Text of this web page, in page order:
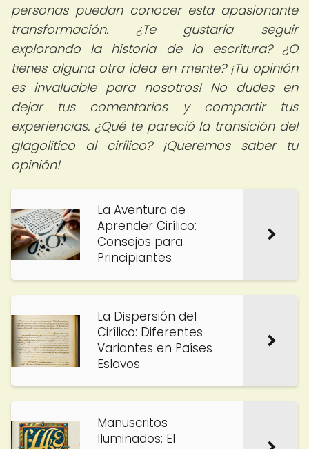
personas puedan conocer esta apasionante
transformación. ¿Te gustaría seguir
explorando la historia de la escritura? ¿O
tienes alguna otra idea en mente? ¡Tu opinión
es invaluable para nosotros! No dudes en
dejar tus comentarios y compartir tus
experiencias. ¿Qué te pareció la transición del
glagolítico al cirílico? ¡Queremos saber tu
opinión!
La Aventura de
Aprender Cirílico:
Consejos para
Principiantes
La Dispersión del
Cirílico: Diferentes
Variantes en Países
Eslavos
Manuscritos
Iluminados: El